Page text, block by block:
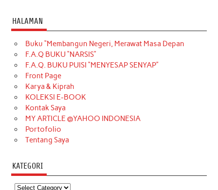
HALAMAN
Buku “Membangun Negeri, Merawat Masa Depan
F.A.Q BUKU “NARSIS”
F.A.Q. BUKU PUISI “MENYESAP SENYAP”
Front Page
Karya & Kiprah
KOLEKSI E-BOOK
Kontak Saya
MY ARTICLE @YAHOO INDONESIA
Portofolio
Tentang Saya
KATEGORI
Kategori